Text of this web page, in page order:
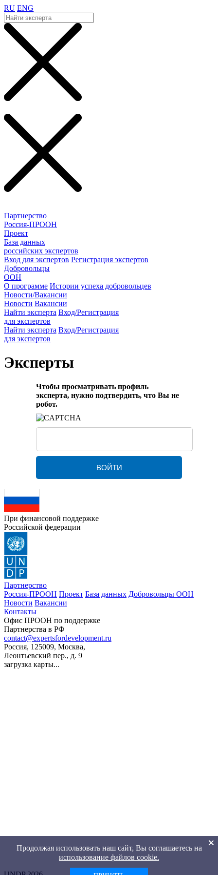
RU ENG
Партнерство
Россия-ПРООН
Проект
База данных
российских экспертов
Вход для экспертов Регистрация экспертов
Добровольцы
ООН
О программе Истории успеха добровольцев
Новости/Вакансии
Новости Вакансии
Найти эксперта Вход/Регистрация
для экспертов
Найти эксперта Вход/Регистрация
для экспертов
Эксперты
Чтобы просматривать профиль
эксперта, нужно подтвердить, что Вы не
робот.
При финансовой поддержке
Российской федерации
Партнерство
Россия-ПРООН Проект База данных Добровольцы ООН
Новости Вакансии
Контакты
Офис ПРООН по поддержке
Партнерства в РФ
contact@expertsfordevelopment.ru
Россия, 125009, Москва,
Леонтьевский пер., д. 9
загрузка карты...
Продолжая использовать наш сайт, Вы соглашаетесь на
использование файлов cookie.